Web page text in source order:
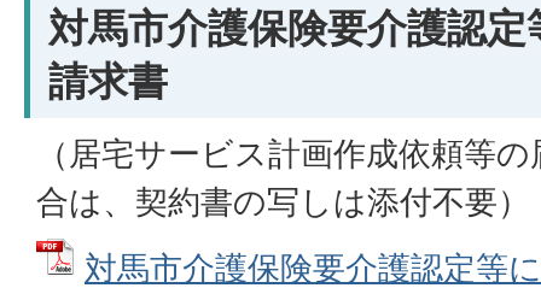
対馬市介護保険要介護認
請求書
（居宅サービス計画作成依頼等
合は、契約書の写しは添付不要）
対馬市介護保険要介護認定等